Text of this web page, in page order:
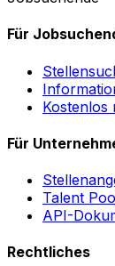
Für
Kostenlos
Für
Talent
API-
Rechtliches